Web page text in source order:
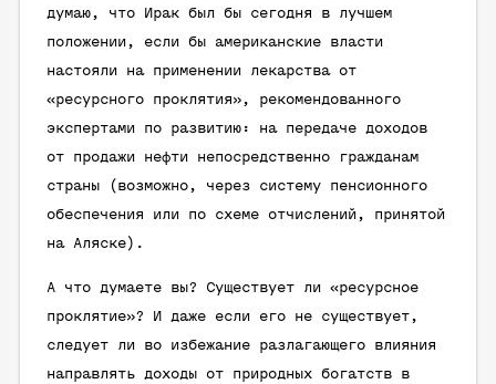
думаю, что Ирак был бы сегодня в лучшем
положении, если бы американские власти
настояли на применении лекарства от
«ресурсного проклятия», рекомендованного
экспертами по развитию: на передаче доходов
от продажи нефти непосредственно гражданам
страны (возможно, через систему пенсионного
обеспечения или по схеме отчислений, принятой
на Аляске).
А что думаете вы? Существует ли «ресурсное
проклятие»? И даже если его не существует,
следует ли во избежание разлагающего влияния
направлять доходы от природных богатств в